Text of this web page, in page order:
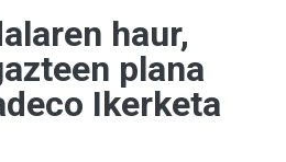
haur,
plana
Ikerketa